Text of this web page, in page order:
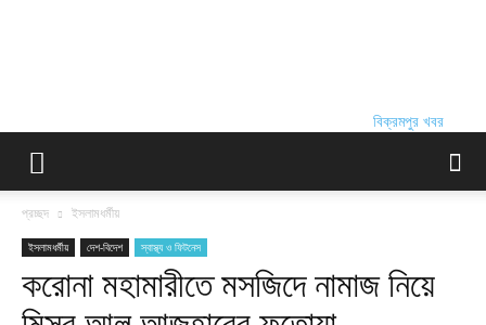
বিক্রমপুর খবর
প্রচ্ছদ ইসলামধর্মীয়
ইসলামধর্মীয় দেশ-বিদেশ স্বাস্থ্য ও ফিটনেস
করোনা মহামারীতে মসজিদে নামাজ নিয়ে